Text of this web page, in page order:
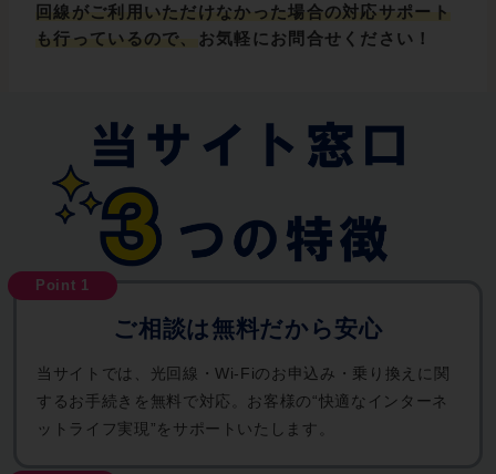
回線がご利用いただけなかった場合の対応サポート
も行っているので、
お気軽にお問合せください！
ご相談は無料だから安心
当サイトでは、光回線・Wi-Fiのお申込み・乗り換えに関
するお手続きを無料で対応。お客様の“快適なインターネ
ットライフ実現”をサポートいたします。